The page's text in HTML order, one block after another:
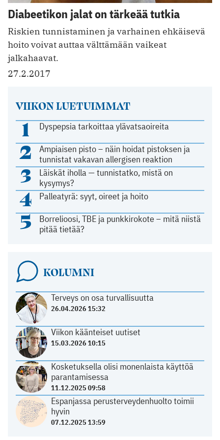
Diabeetikon jalat on tärkeää tutkia
Riskien tunnistaminen ja varhainen ehkäisevä
hoito voivat auttaa välttämään vaikeat
jalkahaavat.
27.2.2017
VIIKON LUETUIMMAT
1 Dyspepsia tarkoittaa ylävatsaoireita
2
Ampiaisen pisto – näin hoidat pistoksen ja
tunnistat vakavan allergisen reaktion
3
Läiskät iholla — tunnistatko, mistä on
kysymys?
4 Palleatyrä: syyt, oireet ja hoito
5
Borrelioosi, TBE ja punkkirokote – mitä niistä
pitää tietää?
KOLUMNI
Terveys on osa turvallisuutta
26.04.2026 15:32
Viikon käänteiset uutiset
15.03.2026 10:15
Kosketuksella olisi monenlaista käyttöä
parantamisessa
11.12.2025 09:58
Espanjassa perusterveydenhuolto toimii
hyvin
07.12.2025 13:59